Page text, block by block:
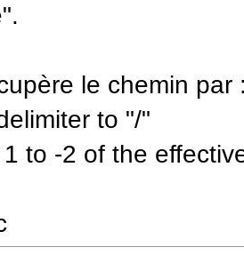
le chemin par
to "/"
to -2 of the